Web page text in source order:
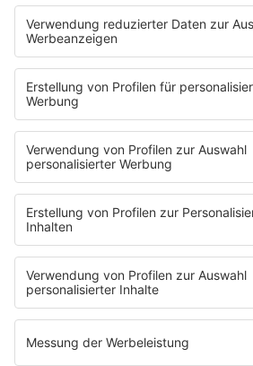
23.06.2025
Steve Miller - Abracadabra
16.06.2025
Frida - I know There Is
On
02.06.2025
Adam and the Ants -